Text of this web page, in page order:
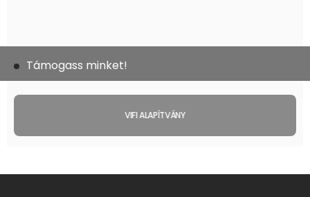
Támogass minket!
VIFI ALAPÍTVÁNY